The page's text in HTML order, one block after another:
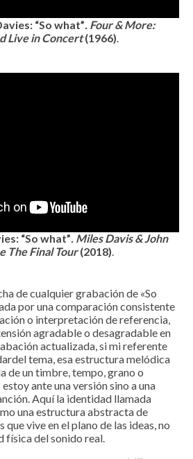
“So what”. Four & More:
Live in Concert(1966)
“So what”. Miles Davis & John
The Final Tour(2018).
de cualquier grabación de «So
por una comparación consistente
o interpretación de referencia,
agradable o desagradable en
actualizada, si mi referente
tema, esa estructura melódica
de un timbre, tempo, grano o
ante una versión sino a una
Aquí la identidad llamada
una estructura abstracta de
vive en el plano de las ideas, no
física del sonido real.